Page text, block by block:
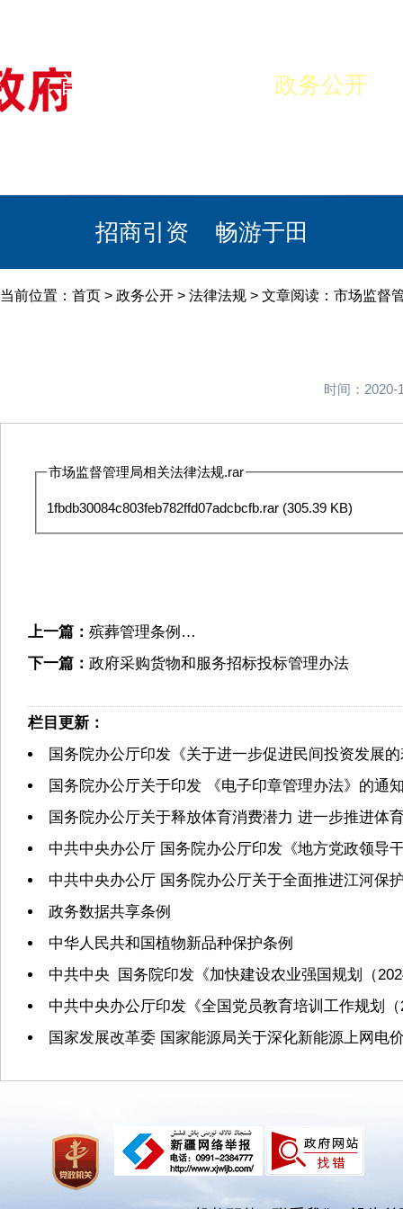
首页 政务公开
招商引资 畅游于田
当前位置： 首页 > 政务公开 > 法律法规 > 文章阅读：市场监督
时间：
市场监督管理局相关法律法规.rar
1fbdb30084c803feb782ffd07adcbcfb.rar (305.39 KB)
上一篇： 殡葬管理条例…
下一篇： 政府采购货物和服务招标投标管理办法
栏目更新：
国务院办公厅印发《关于进一步促进民间投资发展
国务院办公厅关于印发 《电子印章管理办法》的通
国务院办公厅关于释放体育消费潜力 进一步推进体
中共中央办公厅 国务院办公厅印发《地方党政领导
中共中央办公厅 国务院办公厅关于全面推进江河保
政务数据共享条例
中华人民共和国植物新品种保护条例
中共中央 国务院印发《加快建设农业强国规划（
中共中央办公厅印发《全国党员教育培训工作规划
国家发展改革委 国家能源局关于深化新能源上网电